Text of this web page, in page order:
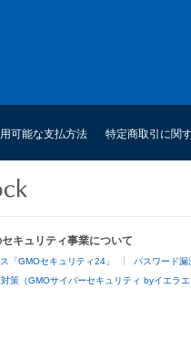
可能な支払方法 特定商取引に関
キュリティ事業について
「GMOセキュリティ24」 パスワード漏
策（GMOサイバーセキュリティ byイエラエ